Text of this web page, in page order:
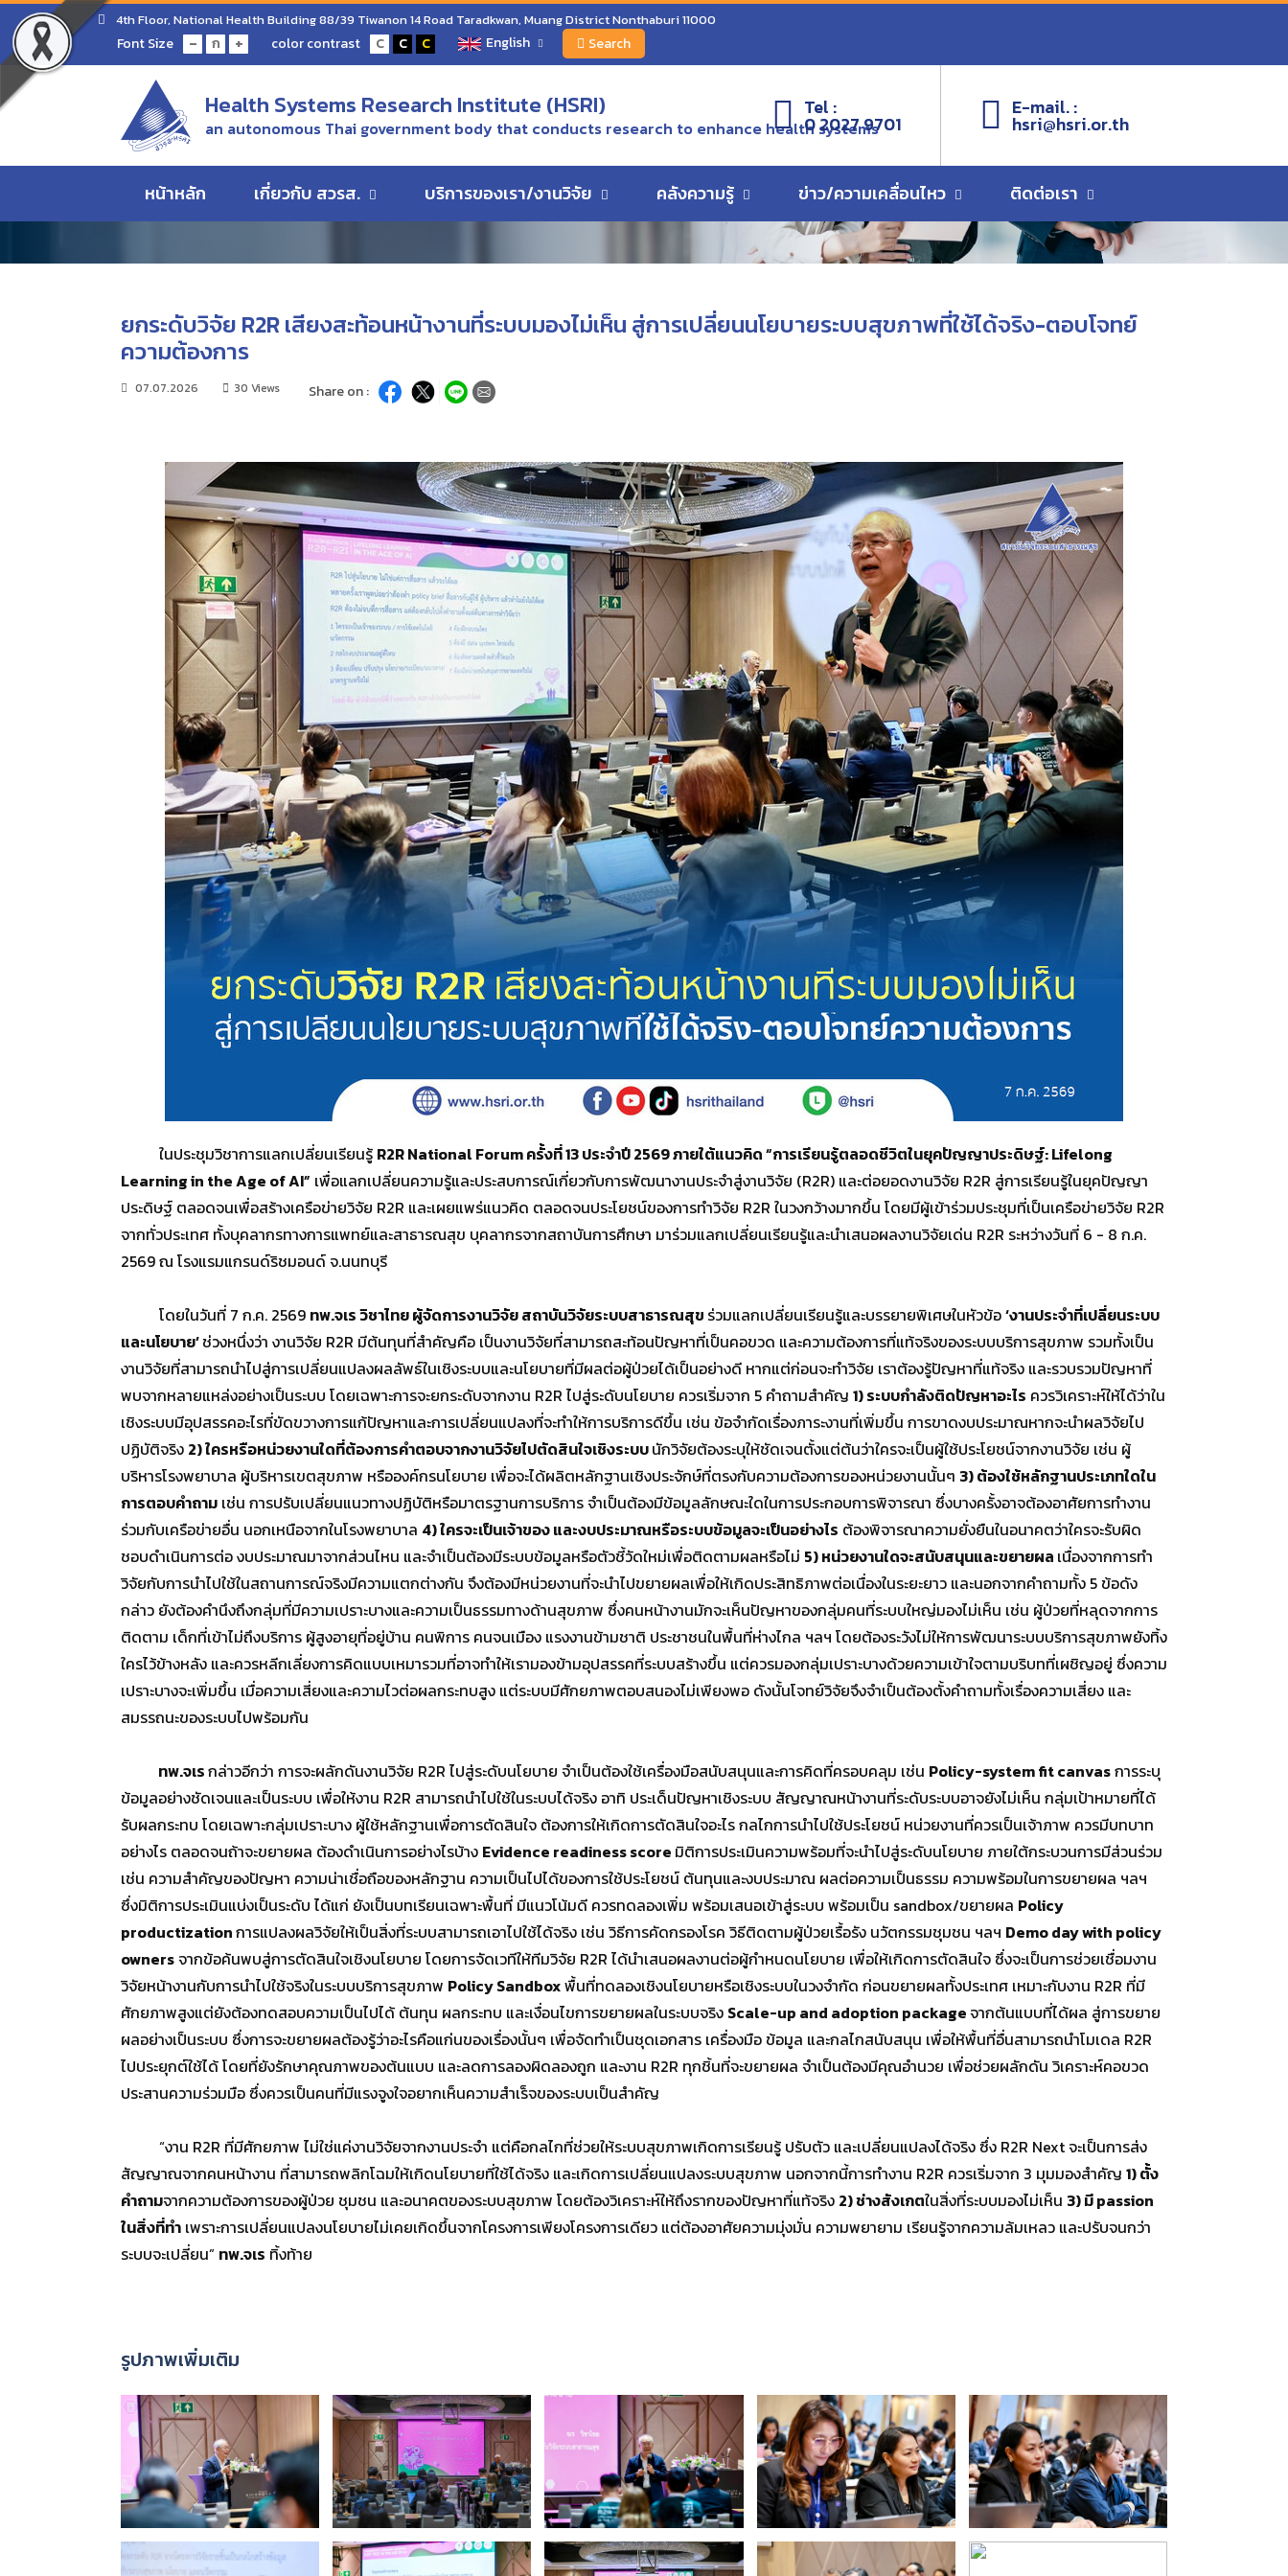
4th Floor, National Health Building 88/39 Tiwanon 14 Road Taradkwan, Muang District Nonthaburi 11000
Font Size - ก + color contrast C C C English Search
Health Systems Research Institute (HSRI)
an autonomous Thai government body that conducts research to enhance health systems
Tel :
0 2027 9701
E-mail. :
hsri@hsri.or.th
หน้าหลัก เกี่ยวกับ สวรส. บริการของเรา/งานวิจัย คลังความรู้ ข่าว/ความเคลื่อนไหว ติดต่อเรา
Home ข่าว/ความเคลื่อนไหว ยกระดับวิจัย R2R เสียงสะท้อนหน้างานที่ระบบมองไม่เห็น สู่การเปลี่ยนนโยบายระบบสุขภาพที่ใช้ได้จริง-ตอบโจทย์ความต้องการ
ข่าว/ความเคลื่อนไหว
ข่าว/ความเคลื่อนไหว
ยกระดับวิจัย R2R เสียงสะท้อนหน้างานที่ระบบมองไม่เห็น สู่การเปลี่ยนนโยบายระบบสุขภาพที่ใช้ได้จริง-ตอบโจทย์
ความต้องการ
07.07.2026 30 Views Share on :
ในประชุมวิชาการแลกเปลี่ยนเรียนรู้ R2R National Forum ครั้งที่ 13 ประจำปี 2569 ภายใต้แนวคิด “การเรียนรู้ตลอดชีวิตในยุคปัญญาประดิษฐ์: Lifelong
Learning in the Age of AI” เพื่อแลกเปลี่ยนความรู้และประสบการณ์เกี่ยวกับการพัฒนางานประจำสู่งานวิจัย (R2R) และต่อยอดงานวิจัย R2R สู่การเรียนรู้ในยุคปัญญา
ประดิษฐ์ ตลอดจนเพื่อสร้างเครือข่ายวิจัย R2R และเผยแพร่แนวคิด ตลอดจนประโยชน์ของการทำวิจัย R2R ในวงกว้างมากขึ้น โดยมีผู้เข้าร่วมประชุมที่เป็นเครือข่ายวิจัย R2R
จากทั่วประเทศ ทั้งบุคลากรทางการแพทย์และสาธารณสุข บุคลากรจากสถาบันการศึกษา มาร่วมแลกเปลี่ยนเรียนรู้และนำเสนอผลงานวิจัยเด่น R2R ระหว่างวันที่ 6 - 8 ก.ค.
2569 ณ โรงแรมแกรนด์ริชมอนด์ จ.นนทบุรี
โดยในวันที่ 7 ก.ค. 2569 ทพ.จเร วิชาไทย ผู้จัดการงานวิจัย สถาบันวิจัยระบบสาธารณสุข ร่วมแลกเปลี่ยนเรียนรู้และบรรยายพิเศษในหัวข้อ‘งานประจำที่เปลี่ยนระบบ
และนโยบาย’ช่วงหนึ่งว่า งานวิจัย R2R มีต้นทุนที่สำคัญคือ เป็นงานวิจัยที่สามารถสะท้อนปัญหาที่เป็นคอขวด และความต้องการที่แท้จริงของระบบบริการสุขภาพ รวมทั้งเป็น
งานวิจัยที่สามารถนำไปสู่การเปลี่ยนแปลงผลลัพธ์ในเชิงระบบและนโยบายที่มีผลต่อผู้ป่วยได้เป็นอย่างดี หากแต่ก่อนจะทำวิจัย เราต้องรู้ปัญหาที่แท้จริง และรวบรวมปัญหาที่
พบจากหลายแหล่งอย่างเป็นระบบ โดยเฉพาะการจะยกระดับจากงาน R2R ไปสู่ระดับนโยบาย ควรเริ่มจาก 5 คำถามสำคัญ 1) ระบบกำลังติดปัญหาอะไร ควรวิเคราะห์ให้ได้ว่าใน
เชิงระบบมีอุปสรรคอะไรที่ขัดขวางการแก้ปัญหาและการเปลี่ยนแปลงที่จะทำให้การบริการดีขึ้น เช่น ข้อจำกัดเรื่องภาระงานที่เพิ่มขึ้น การขาดงบประมาณหากจะนำผลวิจัยไป
ปฏิบัติจริง 2) ใครหรือหน่วยงานใดที่ต้องการคำตอบจากงานวิจัยไปตัดสินใจเชิงระบบนักวิจัยต้องระบุให้ชัดเจนตั้งแต่ต้นว่าใครจะเป็นผู้ใช้ประโยชน์จากงานวิจัย เช่น ผู้
บริหารโรงพยาบาล ผู้บริหารเขตสุขภาพ หรือองค์กรนโยบาย เพื่อจะได้ผลิตหลักฐานเชิงประจักษ์ที่ตรงกับความต้องการของหน่วยงานนั้นๆ 3) ต้องใช้หลักฐานประเภทใดใน
การตอบคำถาม เช่น การปรับเปลี่ยนแนวทางปฏิบัติหรือมาตรฐานการบริการ จำเป็นต้องมีข้อมูลลักษณะใดในการประกอบการพิจารณา ซึ่งบางครั้งอาจต้องอาศัยการทำงาน
ร่วมกับเครือข่ายอื่น นอกเหนือจากในโรงพยาบาล 4) ใครจะเป็นเจ้าของ และงบประมาณหรือระบบข้อมูลจะเป็นอย่างไร ต้องพิจารณาความยั่งยืนในอนาคตว่าใครจะรับผิด
ชอบดำเนินการต่อ งบประมาณมาจากส่วนไหน และจำเป็นต้องมีระบบข้อมูลหรือตัวชี้วัดใหม่เพื่อติดตามผลหรือไม่ 5) หน่วยงานใดจะสนับสนุนและขยายผล เนื่องจากการทำ
วิจัยกับการนำไปใช้ในสถานการณ์จริงมีความแตกต่างกัน จึงต้องมีหน่วยงานที่จะนำไปขยายผลเพื่อให้เกิดประสิทธิภาพต่อเนื่องในระยะยาว และนอกจากคำถามทั้ง 5 ข้อดัง
กล่าว ยังต้องคำนึงถึงกลุ่มที่มีความเปราะบางและความเป็นธรรมทางด้านสุขภาพ ซึ่งคนหน้างานมักจะเห็นปัญหาของกลุ่มคนที่ระบบใหญ่มองไม่เห็น เช่น ผู้ป่วยที่หลุดจากการ
ติดตาม เด็กที่เข้าไม่ถึงบริการ ผู้สูงอายุที่อยู่บ้าน คนพิการ คนจนเมือง แรงงานข้ามชาติ ประชาชนในพื้นที่ห่างไกล ฯลฯ โดยต้องระวังไม่ให้การพัฒนาระบบบริการสุขภาพยังทิ้ง
ใครไว้ข้างหลัง และควรหลีกเลี่ยงการคิดแบบเหมารวมที่อาจทำให้เรามองข้ามอุปสรรคที่ระบบสร้างขึ้น แต่ควรมองกลุ่มเปราะบางด้วยความเข้าใจตามบริบทที่เผชิญอยู่ ซึ่งความ
เปราะบางจะเพิ่มขึ้น เมื่อความเสี่ยงและความไวต่อผลกระทบสูง แต่ระบบมีศักยภาพตอบสนองไม่เพียงพอ ดังนั้นโจทย์วิจัยจึงจำเป็นต้องตั้งคำถามทั้งเรื่องความเสี่ยง และ
สมรรถนะของระบบไปพร้อมกัน
ทพ.จเรกล่าวอีกว่า การจะผลักดันงานวิจัย R2R ไปสู่ระดับนโยบาย จำเป็นต้องใช้เครื่องมือสนับสนุนและการคิดที่ครอบคลุม เช่น Policy-system fit canvasการระบุ
ข้อมูลอย่างชัดเจนและเป็นระบบ เพื่อให้งาน R2R สามารถนำไปใช้ในระบบได้จริง อาทิ ประเด็นปัญหาเชิงระบบ สัญญาณหน้างานที่ระดับระบบอาจยังไม่เห็น กลุ่มเป้าหมายที่ได้
รับผลกระทบ โดยเฉพาะกลุ่มเปราะบาง ผู้ใช้หลักฐานเพื่อการตัดสินใจ ต้องการให้เกิดการตัดสินใจอะไร กลไกการนำไปใช้ประโยชน์ หน่วยงานที่ควรเป็นเจ้าภาพ ควรมีบทบาท
อย่างไร ตลอดจนถ้าจะขยายผล ต้องดำเนินการอย่างไรบ้าง Evidence readiness score มิติการประเมินความพร้อมที่จะนำไปสู่ระดับนโยบาย ภายใต้กระบวนการมีส่วนร่วม
เช่น ความสำคัญของปัญหา ความน่าเชื่อถือของหลักฐาน ความเป็นไปได้ของการใช้ประโยชน์ ต้นทุนและงบประมาณ ผลต่อความเป็นธรรม ความพร้อมในการขยายผล ฯลฯ
ซึ่งมิติการประเมินแบ่งเป็นระดับ ได้แก่ ยังเป็นบทเรียนเฉพาะพื้นที่ มีแนวโน้มดี ควรทดลองเพิ่ม พร้อมเสนอเข้าสู่ระบบ พร้อมเป็น sandbox/ขยายผล Policy
productizationการแปลงผลวิจัยให้เป็นสิ่งที่ระบบสามารถเอาไปใช้ได้จริง เช่น วิธีการคัดกรองโรค วิธีติดตามผู้ป่วยเรื้อรัง นวัตกรรมชุมชน ฯลฯ Demo day with policy
ownersจากข้อค้นพบสู่การตัดสินใจเชิงนโยบาย โดยการจัดเวทีให้ทีมวิจัย R2R ได้นำเสนอผลงานต่อผู้กำหนดนโยบาย เพื่อให้เกิดการตัดสินใจ ซึ่งจะเป็นการช่วยเชื่อมงาน
วิจัยหน้างานกับการนำไปใช้จริงในระบบบริการสุขภาพ Policy Sandboxพื้นที่ทดลองเชิงนโยบายหรือเชิงระบบในวงจำกัด ก่อนขยายผลทั้งประเทศ เหมาะกับงาน R2R ที่มี
ศักยภาพสูงแต่ยังต้องทดสอบความเป็นไปได้ ต้นทุน ผลกระทบ และเงื่อนไขการขยายผลในระบบจริง Scale-up and adoption packageจากต้นแบบที่ได้ผล สู่การขยาย
ผลอย่างเป็นระบบ ซึ่งการจะขยายผลต้องรู้ว่าอะไรคือแก่นของเรื่องนั้นๆ เพื่อจัดทำเป็นชุดเอกสาร เครื่องมือ ข้อมูล และกลไกสนับสนุน เพื่อให้พื้นที่อื่นสามารถนำโมเดล R2R
ไปประยุกต์ใช้ได้ โดยที่ยังรักษาคุณภาพของต้นแบบ และลดการลองผิดลองถูก และงาน R2R ทุกชิ้นที่จะขยายผล จำเป็นต้องมีคุณอำนวย เพื่อช่วยผลักดัน วิเคราะห์คอขวด
ประสานความร่วมมือ ซึ่งควรเป็นคนที่มีแรงจูงใจอยากเห็นความสำเร็จของระบบเป็นสำคัญ
“งาน R2R ที่มีศักยภาพ ไม่ใช่แค่งานวิจัยจากงานประจำ แต่คือกลไกที่ช่วยให้ระบบสุขภาพเกิดการเรียนรู้ ปรับตัว และเปลี่ยนแปลงได้จริง ซึ่ง R2R Next จะเป็นการส่ง
สัญญาณจากคนหน้างาน ที่สามารถพลิกโฉมให้เกิดนโยบายที่ใช้ได้จริง และเกิดการเปลี่ยนแปลงระบบสุขภาพ นอกจากนี้การทำงาน R2R ควรเริ่มจาก 3 มุมมองสำคัญ 1) ตั้ง
คำถามจากความต้องการของผู้ป่วย ชุมชน และอนาคตของระบบสุขภาพ โดยต้องวิเคราะห์ให้ถึงรากของปัญหาที่แท้จริง 2) ช่างสังเกตในสิ่งที่ระบบมองไม่เห็น 3) มี passion
ในสิ่งที่ทำ เพราะการเปลี่ยนแปลงนโยบายไม่เคยเกิดขึ้นจากโครงการเพียงโครงการเดียว แต่ต้องอาศัยความมุ่งมั่น ความพยายาม เรียนรู้จากความล้มเหลว และปรับจนกว่า
ระบบจะเปลี่ยน” ทพ.จเร ทิ้งท้าย
รูปภาพเพิ่มเติม